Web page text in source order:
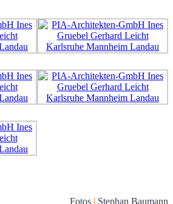
Fotos | Stephan Baumann